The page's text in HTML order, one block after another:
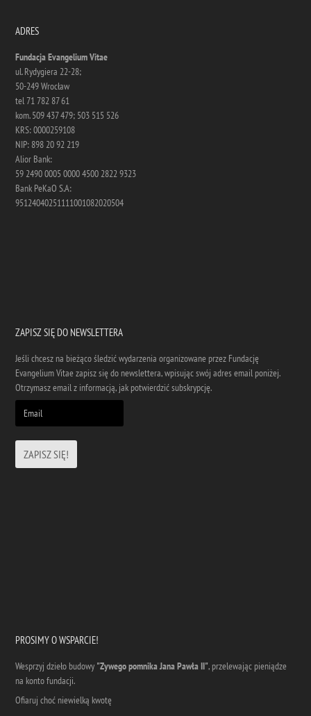
ADRES
Fundacja Evangelium Vitae
ul. Rydygiera 22-28;
50-249 Wrocław
tel 71 782 87 61
kom. 509 437 479; 503 515 526
KRS: 0000259108
NIP: 898 20 92 219
Alior Bank:
59 2490 0005 0000 4500 2822 9323
Bank PeKaO S.A:
95124040251111001082020504
ZAPISZ SIĘ DO NEWSLETTERA
Jeśli chcesz na bieżąco śledzić wydarzenia organizowane przez Fundację
Evangelium Vitae zapisz się do newslettera, wpisując swój adres email poniżej.
Otrzymasz email z informacją, jak potwierdzić subskrypcję.
PROSIMY O WSPARCIE!
Wesprzyj dzieło budowy "Zywego pomnika Jana Pawła II", przelewając pieniądze
na konto fundacji.
Ofiaruj choć niewielką kwotę